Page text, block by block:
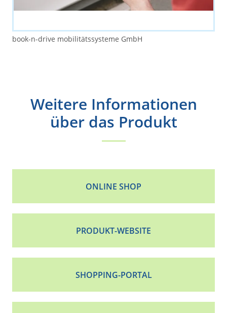
book-n-drive mobilitätssysteme GmbH
Weitere Informationen
über das Produkt
ONLINE SHOP
PRODUKT-WEBSITE
SHOPPING-PORTAL